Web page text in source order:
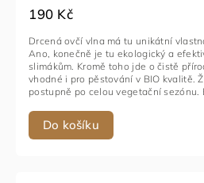
190 Kč
Do košíku
Drcená ovčí vlna má tu unikátní
Ano, konečně je tu ekologický a
slimákům. Kromě toho jde o čistě
vhodné i pro pěstování v BIO kvalitě.
postupně po celou vegetační sezónu.